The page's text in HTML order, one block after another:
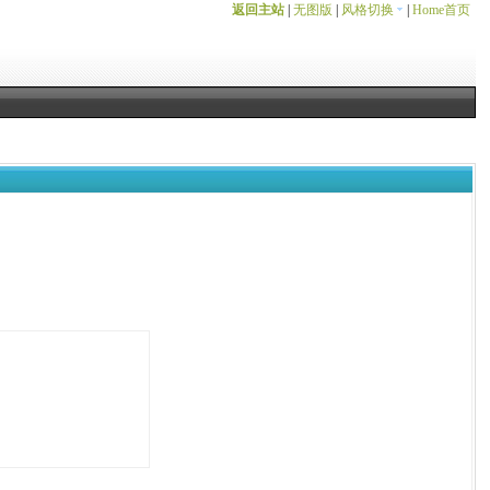
返回主站| 无图版 风格切换 Home首页